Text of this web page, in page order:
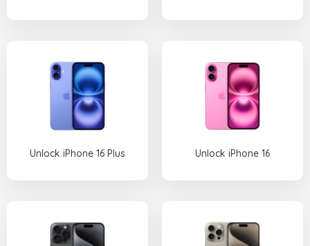
Unlock iPhone 16 Plus Unlock iPhone 16